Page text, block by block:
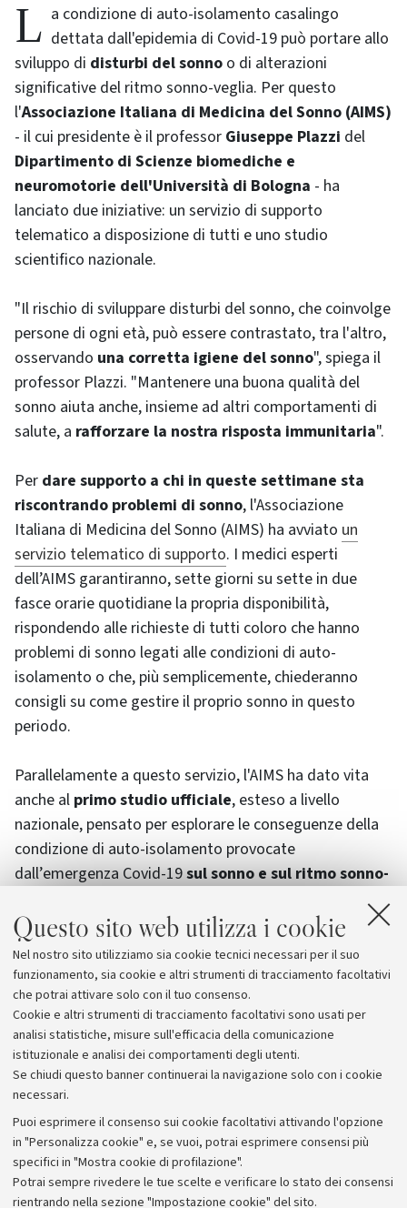
Questo sito web utilizza i cookie
Nel nostro sito utilizziamo sia cookie tecnici necessari per il suo
funzionamento, sia cookie e altri strumenti di tracciamento facoltativi
che potrai attivare solo con il tuo consenso.
Cookie e altri strumenti di tracciamento facoltativi sono usati per
analisi statistiche, misure sull'efficacia della comunicazione
istituzionale e analisi dei comportamenti degli utenti.
Se chiudi questo banner continuerai la navigazione solo con i cookie
necessari.
Puoi esprimere il consenso sui cookie facoltativi attivando l'opzione
in "Personalizza cookie" e, se vuoi, potrai esprimere consensi più
specifici in "Mostra cookie di profilazione".
Potrai sempre rivedere le tue scelte e verificare lo stato dei consensi
rientrando nella sezione "Impostazione cookie" del sito.
La condizione di auto-isolamento casalingo dettata dall'epidemia di Covid-19 può portare allo
sviluppo di disturbi del sonno o di alterazioni
significative del ritmo sonno-veglia. Per questo
l'Associazione Italiana di Medicina del Sonno (AIMS)
- il cui presidente è il professor Giuseppe Plazzi del
Dipartimento di Scienze biomediche e
neuromotorie dell'Università di Bologna - ha
lanciato due iniziative: un servizio di supporto
telematico a disposizione di tutti e uno studio
scientifico nazionale.
"Il rischio di sviluppare disturbi del sonno, che coinvolge
persone di ogni età, può essere contrastato, tra l'altro,
osservando una corretta igiene del sonno", spiega il
professor Plazzi. "Mantenere una buona qualità del
sonno aiuta anche, insieme ad altri comportamenti di
salute, a rafforzare la nostra risposta immunitaria".
Per dare supporto a chi in queste settimane sta
riscontrando problemi di sonno, l'Associazione
Italiana di Medicina del Sonno (AIMS) ha avviato un
servizio telematico di supporto. I medici esperti
dell’AIMS garantiranno, sette giorni su sette in due
fasce orarie quotidiane la propria disponibilità,
rispondendo alle richieste di tutti coloro che hanno
problemi di sonno legati alle condizioni di auto-
isolamento o che, più semplicemente, chiederanno
consigli su come gestire il proprio sonno in questo
periodo.
Parallelamente a questo servizio, l'AIMS ha dato vita
anche al primo studio ufficiale, esteso a livello
nazionale, pensato per esplorare le conseguenze della
condizione di auto-isolamento provocate
dall’emergenza Covid-19sul sonno e sul ritmo sonno-
compilando un semplice questionario sul sito web
dell'Associazione. I risultati dell'indagine serviranno
anche ad integrare e meglio mirare l'efficacia degli
interventi degli esperti messi a disposizione dall’AIMS.
Archivio
Comunicati stampa
Redazione